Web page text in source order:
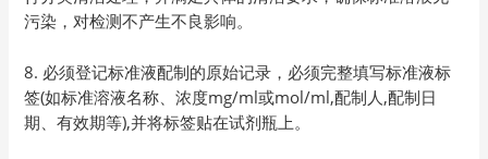
污染，对检测不产生不良影响。
8. 必须登记标准液配制的原始记录，必须完整填写标准液标
签(如标准溶液名称、浓度mg/ml或mol/ml,配制人,配制日
期、有效期等),并将标签贴在试剂瓶上。